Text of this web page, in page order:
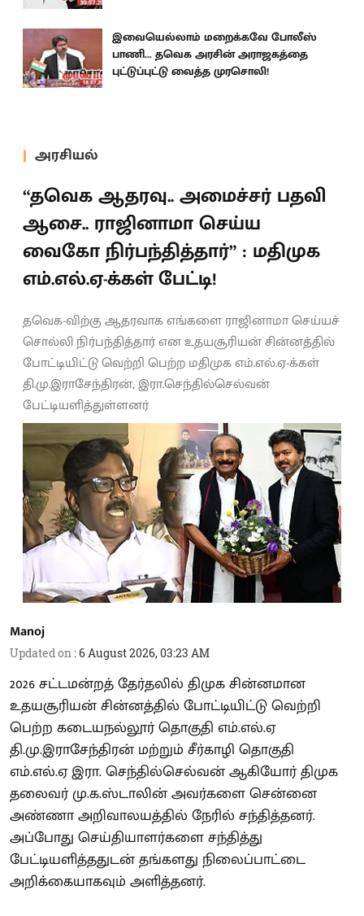
இவையெல்லாம் மறைக்கவே போலீஸ்
பாணி... தவெக அரசின் அராஜகத்தை
புட்டுப்புட்டு வைத்த முரசொலி!
அரசியல்
“தவெக ஆதரவு.. அமைச்சர் பதவி
ஆசை.. ராஜினாமா செய்ய
வைகோ நிர்பந்தித்தார்” : மதிமுக
எம்.எல்.ஏ-க்கள் பேட்டி!
தவெக-விற்கு ஆதரவாக எங்களை ராஜினாமா செய்யச்
சொல்லி நிர்பந்தித்தார் என உதயசூரியன் சின்னத்தில்
போட்டியிட்டு வெற்றி பெற்ற மதிமுக எம்.எல்.ஏ-க்கள்
தி.மு.இராசேந்திரன், இரா.செந்தில்செல்வன்
பேட்டியளித்துள்ளனர்
Manoj
Updated on :6 August 2026, 03:23 AM
2026 சட்டமன்றத் தேர்தலில் திமுக சின்னமான
உதயசூரியன் சின்னத்தில் போட்டியிட்டு வெற்றி
பெற்ற கடையநல்லூர் தொகுதி எம்.எல்.ஏ
தி.மு.இராசேந்திரன் மற்றும் சீர்காழி தொகுதி
எம்.எல்.ஏ இரா. செந்தில்செல்வன் ஆகியோர் திமுக
தலைவர் மு.க.ஸ்டாலின் அவர்களை சென்னை
அண்ணா அறிவாலயத்தில் நேரில் சந்தித்தனர்.
அப்போது செய்தியாளர்களை சந்தித்து
பேட்டியளித்ததுடன் தங்களது நிலைப்பாட்டை
அறிக்கையாகவும் அளித்தனர்.